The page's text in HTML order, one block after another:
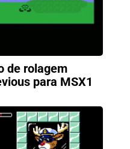
de rolagem
para MSX1